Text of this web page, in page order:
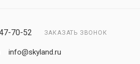
70-52 ЗАКАЗАТЬ ЗВОНОК
info@skyland.ru